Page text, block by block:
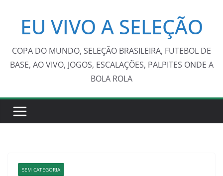
conteúdo
EU VIVO A SELEÇÃO
COPA DO MUNDO, SELEÇÃO BRASILEIRA, FUTEBOL DE
BASE, AO VIVO, JOGOS, ESCALAÇÕES, PALPITES ONDE A
BOLA ROLA
SEM CATEGORIA